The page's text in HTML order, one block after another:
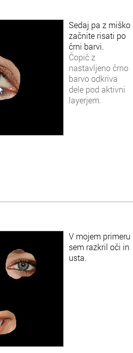
Sedaj pa z miško
začnite risati po
črni barvi.
Čopič z
nastavljeno črno
barvo odkriva
dele pod aktivni
layerjem.
V mojem primeru
sem razkril oči in
usta.